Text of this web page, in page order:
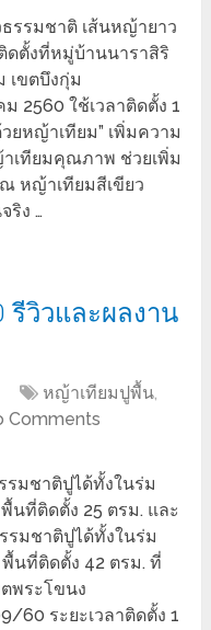
รรมชาติ เส้นหญ้ายาว
ดตั้งที่หมู่บ้านนาราสิริ
เขตบึงกุ่ม
2560 ใช้เวลาติดตั้ง 1
ยหญ้าเทียม” เพิ่มความ
เทียมคุณภาพ ช่วยเพิ่ม
หญ้าเทียมสีเขียว
ริง …
รีวิวและผลงาน
หญ้าเทียมปูพื้น,
Comments
รมชาติปูได้ทั้งในร่ม
นที่ติดตั้ง 25 ตรม. และ
รมชาติปูได้ทั้งในร่ม
นที่ติดตั้ง 42 ตรม. ที่
พระโขนง
60 ระยะเวลาติดตั้ง 1